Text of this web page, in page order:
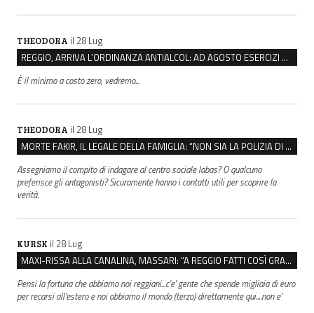
THEODORA il 28 Lug
REGGIO, ARRIVA L’ORDINANZA ANTIALCOL: AD AGOSTO ESERCIZI DI VICINATO CHIUSI DALLE 22 ALLE 6
È il minimo a costo zero, vedremo...
THEODORA il 28 Lug
MORTE FAKIR, IL LEGALE DELLA FAMIGLIA: “NON SIA LA POLIZIA DI STATO A INDAGARE”
Assegniamo il compito di indagare al centro sociale labas? O qualcuno
preferisce gli antagonisti? Sicuramente hanno i contatti utili per scoprire la
verità.
KURSK il 28 Lug
MAXI-RISSA ALLA CANALINA, MASSARI: “A REGGIO FATTI COSÌ GRAVI NON DEVONO TROVARE SPAZIO”
Pensi la fortuna che abbiamo noi reggiani...c'e' gente che spende migliaia di euro
per recarsi all'estero e noi abbiamo il mondo (terzo) direttamente qui....non e'